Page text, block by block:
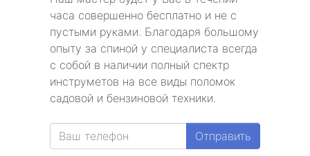
часа совершенно бесплатно и не с
пустыми руками. Благодаря большому
опыту за спиной у специалиста всегда
с собой в наличии полный спектр
инструметов на все виды поломок
садовой и бензиновой техники.
Отправить